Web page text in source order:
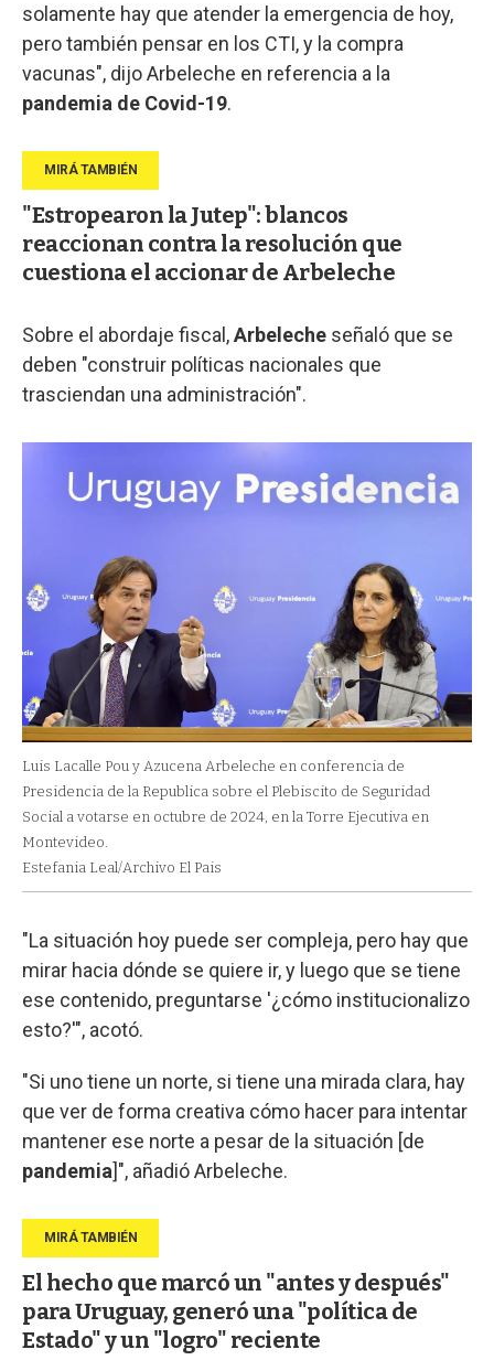
solamente hay que atender la emergencia de hoy,
pero también pensar en los CTI, y la compra
vacunas", dijo Arbeleche en referencia a la
pandemia de Covid-19.
"Estropearon la Jutep": blancos
reaccionan contra la resolución que
cuestiona el accionar de Arbeleche
Sobre el abordaje fiscal,Arbeleche señaló que se
deben "construir políticas nacionales que
trasciendan una administración".
Luis Lacalle Pou y Azucena Arbeleche en conferencia de
Presidencia de la Republica sobre el Plebiscito de Seguridad
Social a votarse en octubre de 2024, en la Torre Ejecutiva en
Montevideo.
Estefania Leal/Archivo El Pais
"La situación hoy puede ser compleja, pero hay que
mirar hacia dónde se quiere ir, y luego que se tiene
ese contenido, preguntarse '¿cómo institucionalizo
esto?'", acotó.
"Si uno tiene un norte, si tiene una mirada clara, hay
que ver de forma creativa cómo hacer para intentar
mantener ese norte a pesar de la situación [de
pandemia]", añadió Arbeleche.
El hecho que marcó un "antes y después"
para Uruguay, generó una "política de
Estado" y un "logro" reciente